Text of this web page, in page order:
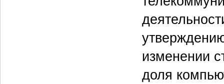
изменении
доля